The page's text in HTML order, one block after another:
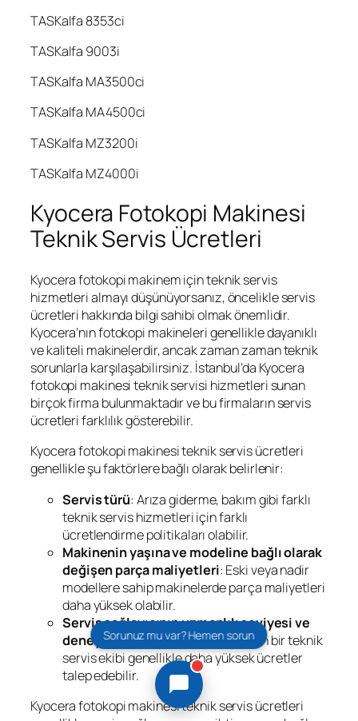
TASKalfa 8353ci
TASKalfa 9003i
TASKalfa MA3500ci
TASKalfa MA4500ci
TASKalfa MZ3200i
TASKalfa MZ4000i
Kyocera Fotokopi Makinesi
Teknik Servis Ücretleri
Kyocera fotokopi makinem için teknik servis
hizmetleri almayı düşünüyorsanız, öncelikle servis
ücretleri hakkında bilgi sahibi olmak önemlidir.
Kyocera’nın fotokopi makineleri genellikle dayanıklı
ve kaliteli makinelerdir, ancak zaman zaman teknik
sorunlarla karşılaşabilirsiniz. İstanbul’da Kyocera
fotokopi makinesi teknik servisi hizmetleri sunan
birçok firma bulunmaktadır ve bu firmaların servis
ücretleri farklılık gösterebilir.
Kyocera fotokopi makinesi teknik servis ücretleri
genellikle şu faktörlere bağlı olarak belirlenir:
Servis türü: Arıza giderme, bakım gibi farklı
teknik servis hizmetleri için farklı
ücretlendirme politikaları olabilir.
Makinenin yaşına ve modeline bağlı olarak
değişen parça maliyetleri: Eski veya nadir
modellere sahip makinelerde parça maliyetleri
daha yüksek olabilir.
Servis sağlayıcının uzmanlık seviyesi ve
deneyimi: Daha tecrübeli ve uzman bir teknik
servis ekibi genellikle daha yüksek ücretler
talep edebilir.
Kyocera fotokopi makinesi teknik servis ücretleri
Sorunuz mu var? Hemen sorun